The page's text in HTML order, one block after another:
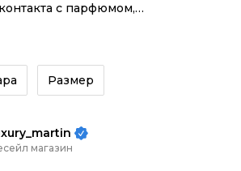
с парфюмом,
вода могут
Размер
магазин